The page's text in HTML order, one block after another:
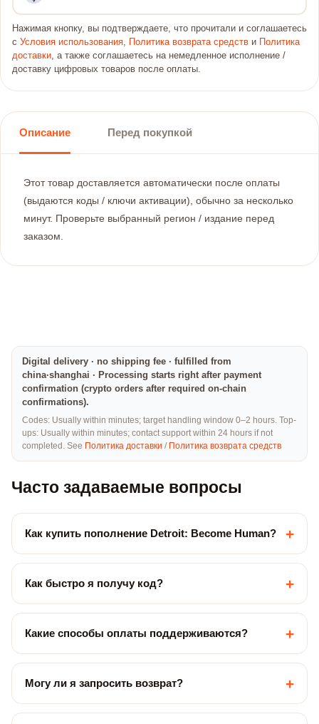
Нажимая кнопку, вы подтверждаете, что прочитали и соглашаетесь
с Условия использования, Политика возврата средств и
Политика
доставки, а также соглашаетесь на немедленное исполнение /
доставку цифровых товаров после оплаты.
Описание Перед покупкой
Этот товар доставляется автоматически после оплаты
(выдаются коды / ключи активации), обычно за несколько
минут. Проверьте выбранный регион / издание перед
заказом.
Digital delivery · no shipping fee · fulfilled from
china·shanghai · Processing starts right after payment
confirmation (crypto orders after required on-chain
confirmations).
Codes: Usually within minutes; target handling window 0–2 hours. Top-
ups: Usually within minutes; contact support within 24 hours if not
completed. See Политика доставки / Политика возврата средств
Часто задаваемые вопросы
Как купить пополнение Detroit: Become Human? +
Как быстро я получу код? +
Какие способы оплаты поддерживаются? +
Могу ли я запросить возврат? +